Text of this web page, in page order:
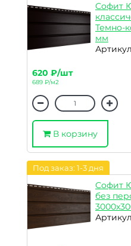
Софит
Темно-
мм
620 ₽/шт
689 ₽/м2
В корзину
Под заказ: 1-3 дня
Софит
без